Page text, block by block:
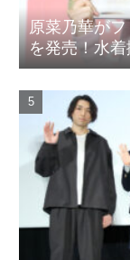
原菜乃華がフ
を発売！水
頑張りました